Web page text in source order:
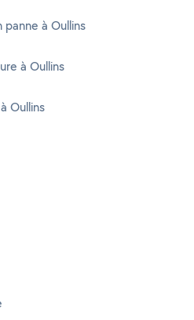
à Oullins
à Oullins
Oullins